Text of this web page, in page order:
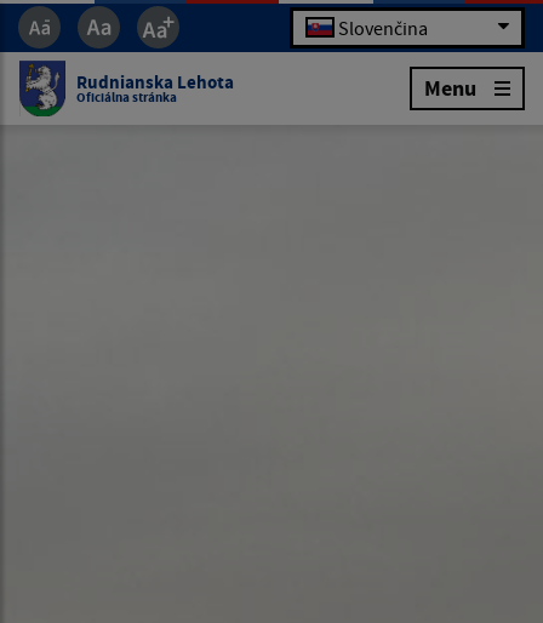
Slovenčina
Rudnianska Lehota
Oficiálna stránka Menu